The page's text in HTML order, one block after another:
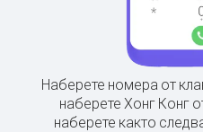
Наберете номера от
наберете Хонг Конг
наберете както